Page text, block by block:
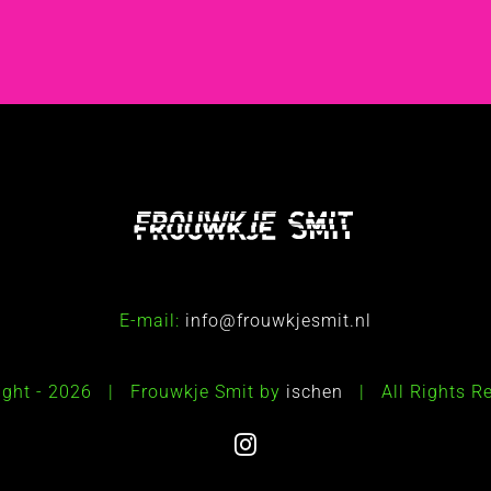
E-mail: info@frouwkjesmit.nl
- 2026 | Frouwkje Smit by ischen | All Rights
Instagram